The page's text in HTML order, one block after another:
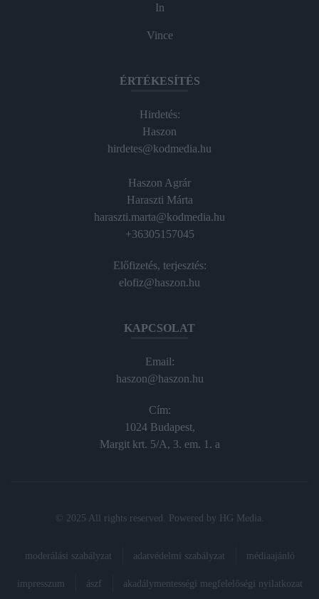
In
Vince
ÉRTÉKESÍTÉS
Hirdetés:
Haszon
hirdetes@kodmedia.hu
Haszon Agrár
Haraszti Márta
haraszti.marta@kodmedia.hu
+36305157045
Előfizetés, terjesztés:
elofiz@haszon.hu
KAPCSOLAT
Email:
haszon@haszon.hu
Cím:
1024 Budapest,
Margit krt. 5/A, 3. em. 1. a
© 2025 All rights reserved. Powered by HG Media
moderálási szabályzat adatvédelmi szabályzat médiaajánló
impresszum ászf akadálymentességi megfelelőségi nyilatkozat